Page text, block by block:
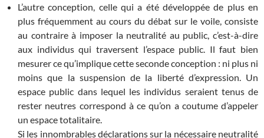
L’autre conception, celle qui a été développée de plus en
plus fréquemment au cours du débat sur le voile, consiste
au contraire à imposer la neutralité au public, c’est-à-dire
aux individus qui traversent l’espace public. Il faut bien
mesurer ce qu’implique cette seconde conception : ni plus ni
moins que la suspension de la liberté d’expression. Un
espace public dans lequel les individus seraient tenus de
rester neutres correspond à ce qu’on a coutume d’appeler
un espace totalitaire.
Si les innombrables déclarations sur la nécessaire neutralité